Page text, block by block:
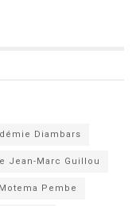
Diambars
Jean-Marc Guillou
Pembe